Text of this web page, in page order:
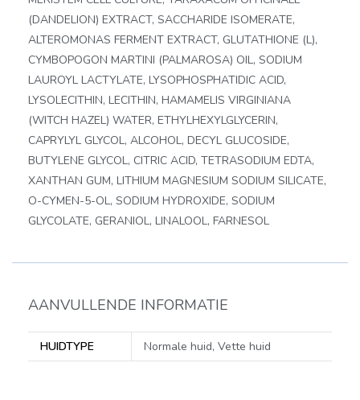
(DANDELION) EXTRACT, SACCHARIDE ISOMERATE,
ALTEROMONAS FERMENT EXTRACT, GLUTATHIONE (L),
CYMBOPOGON MARTINI (PALMAROSA) OIL, SODIUM
LAUROYL LACTYLATE, LYSOPHOSPHATIDIC ACID,
LYSOLECITHIN, LECITHIN, HAMAMELIS VIRGINIANA
(WITCH HAZEL) WATER, ETHYLHEXYLGLYCERIN,
CAPRYLYL GLYCOL, ALCOHOL, DECYL GLUCOSIDE,
BUTYLENE GLYCOL, CITRIC ACID, TETRASODIUM EDTA,
XANTHAN GUM, LITHIUM MAGNESIUM SODIUM SILICATE,
O-CYMEN-5-OL, SODIUM HYDROXIDE, SODIUM
GLYCOLATE, GERANIOL, LINALOOL, FARNESOL
AANVULLENDE INFORMATIE
HUIDTYPE Normale huid, Vette huid